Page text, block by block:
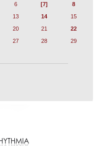
6 [7]
8
13 14
15
20 21
22
27 28
29